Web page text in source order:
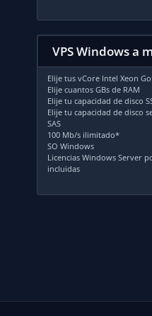
VPS Windows a
Elije tus vCore Intel Xeon
Elije cuantos GBs de RAM
Elije tu capacidad de disco
Elije tu capacidad de disco
SAS
100 Mb/s ilimitado*
SO Windows
Licencias Windows Server
incluidas